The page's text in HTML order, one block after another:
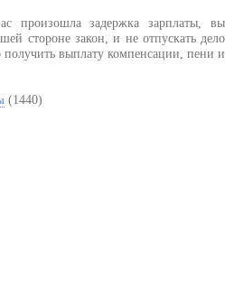
произошла задержка зарплаты, вы
стороне закон, и не отпускать дело
получить выплату компенсации, пени и
(1440)